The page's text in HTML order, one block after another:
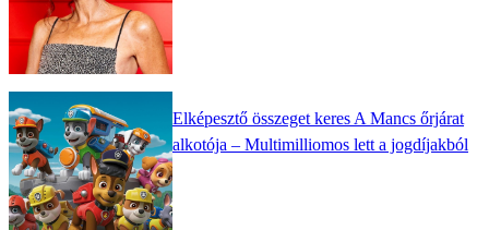
Elképesztő összeget keres A Mancs őrjárat
alkotója – Multimilliomos lett a jogdíjakból